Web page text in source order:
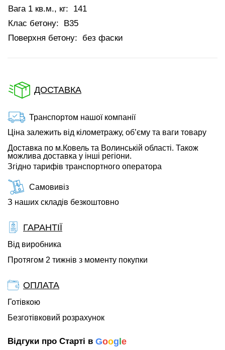
Вага 1 кв.м., кг:
141
Клас бетону:
В35
Поверхня бетону:
без фаски
ДОСТАВКА
Транспортом нашої компанії
Ціна залежить від кілометражу, об’єму та ваги товару
Доставка по м.Ковель та Волинській області. Також
можлива доставка у інші регіони.
Згідно тарифів транспортного оператора
Самовивіз
З наших складів безкоштовно
ГАРАНТІЇ
Від виробника
Протягом 2 тижнів з моменту покупки
ОПЛАТА
Готівкою
Безготівковий розрахунок
Відгуки про Старті в Goog e